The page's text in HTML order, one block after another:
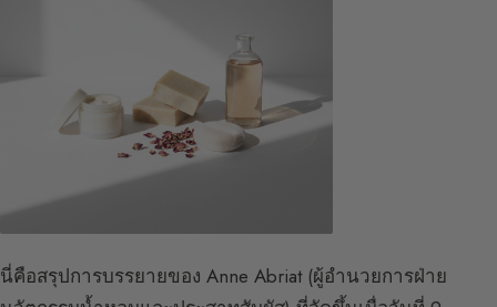
นี่คือสรุปการบรรยายของ Anne Abriat (ผู้อำนวยการฝ่าย